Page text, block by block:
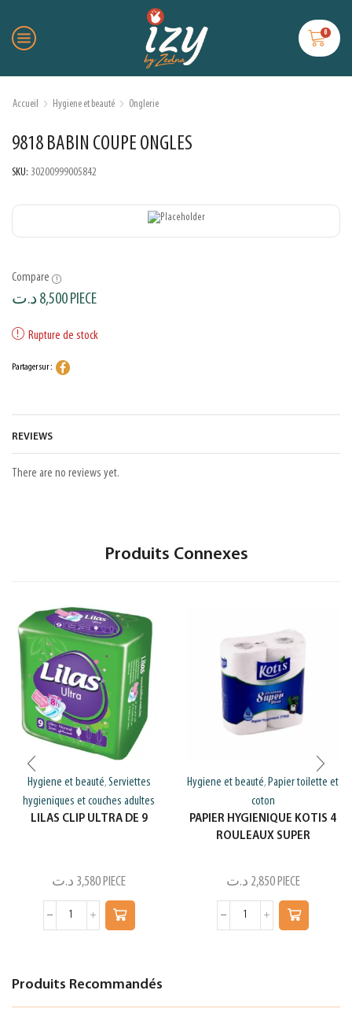
0
Accueil Hygiene et beauté Onglerie
9818 BABIN COUPE ONGLES
SKU: 30200999005842
Compare
8,500د.ت PIECE
Rupture de stock
Partager sur :
REVIEWS
There are no reviews yet.
Produits Connexes
Hygiene et beauté, Serviettes
hygieniques et couches adultes
LILAS CLIP ULTRA DE 9
3,580 د.ت PIECE
Hygiene et beauté, Papier toilette et
coton
PAPIER HYGIENIQUE KOTIS 4
ROULEAUX SUPER
2,850 د.ت PIECE
Produits Recommandés